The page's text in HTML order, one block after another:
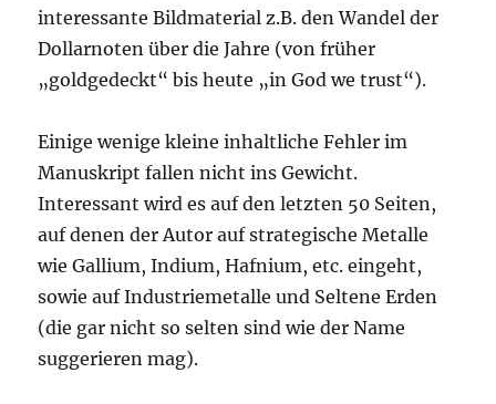
interessante Bildmaterial z.B. den Wandel der
Dollarnoten über die Jahre (von früher
„goldgedeckt“ bis heute „in God we trust“).
Einige wenige kleine inhaltliche Fehler im
Manuskript fallen nicht ins Gewicht.
Interessant wird es auf den letzten 50 Seiten,
auf denen der Autor auf strategische Metalle
wie Gallium, Indium, Hafnium, etc. eingeht,
sowie auf Industriemetalle und Seltene Erden
(die gar nicht so selten sind wie der Name
suggerieren mag).